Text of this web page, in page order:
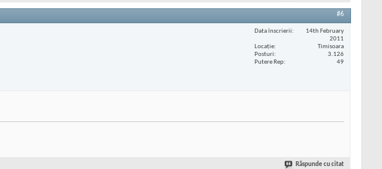
#6
Data înscrierii
14th February
2011
Locaţie
Timisoara
Posturi
3.126
Putere Rep
49
Răspunde cu citat